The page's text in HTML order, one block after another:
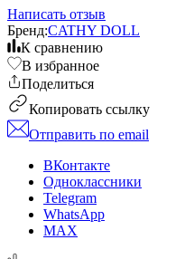
Написать отзыв
Бренд:CATHY DOLL
К сравнению
В избранное
Поделиться
Копировать ссылку
Отправить по email
ВКонтакте
Одноклассники
Telegram
WhatsApp
MAX